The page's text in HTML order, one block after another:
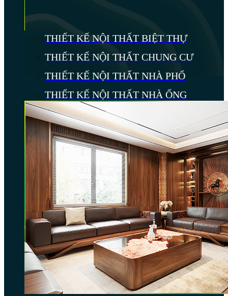
THIẾT KẾ NỘI THẤT BIỆT THỰ
THIẾT KẾ NỘI THẤT CHUNG CƯ
THIẾT KẾ NỘI THẤT NHÀ PHỐ
THIẾT KẾ NỘI THẤT NHÀ ỐNG